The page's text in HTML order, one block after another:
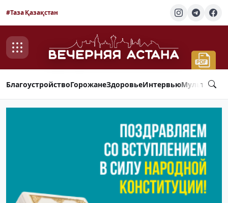
#Таза Қазақстан
БлагоустройствоГорожанеЗдоровьеИнтервью